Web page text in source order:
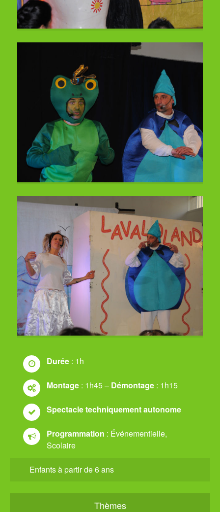
Durée : 1h
Montage : 1h45 – Démontage : 1h15
Spectacle techniquement autonome
Programmation : Événementielle,
Scolaire
Enfants à partir de 6 ans
Thèmes